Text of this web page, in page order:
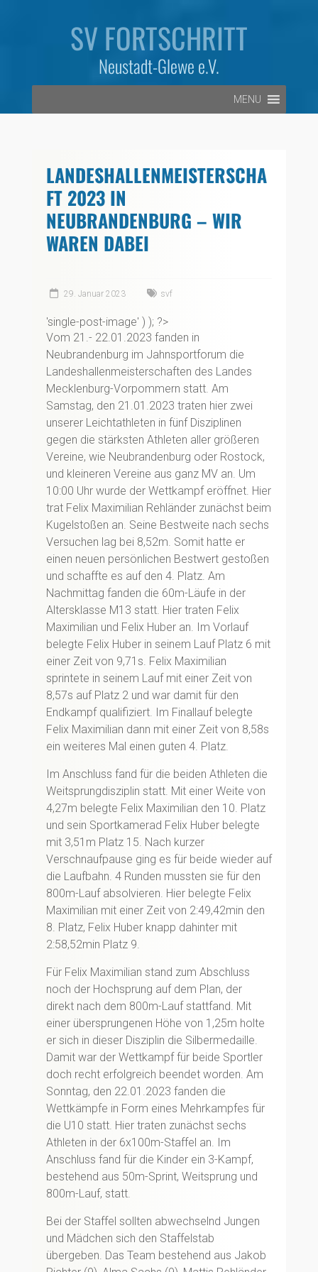
SV FORTSCHRITT
Neustadt-Glewe e.V.
MENU
LANDESHALLENMEISTERSCHA
FT 2023 IN
NEUBRANDENBURG – WIR
WAREN DABEI
29. Januar 2023 svf
'single-post-image' ) ); ?>
Vom 21.- 22.01.2023 fanden in
Neubrandenburg im Jahnsportforum die
Landeshallenmeisterschaften des Landes
Mecklenburg-Vorpommern statt. Am
Samstag, den 21.01.2023 traten hier zwei
unserer Leichtathleten in fünf Disziplinen
gegen die stärksten Athleten aller größeren
Vereine, wie Neubrandenburg oder Rostock,
und kleineren Vereine aus ganz MV an. Um
10:00 Uhr wurde der Wettkampf eröffnet. Hier
trat Felix Maximilian Rehländer zunächst beim
Kugelstoßen an. Seine Bestweite nach sechs
Versuchen lag bei 8,52m. Somit hatte er
einen neuen persönlichen Bestwert gestoßen
und schaffte es auf den 4. Platz. Am
Nachmittag fanden die 60m-Läufe in der
Altersklasse M13 statt. Hier traten Felix
Maximilian und Felix Huber an. Im Vorlauf
belegte Felix Huber in seinem Lauf Platz 6 mit
einer Zeit von 9,71s. Felix Maximilian
sprintete in seinem Lauf mit einer Zeit von
8,57s auf Platz 2 und war damit für den
Endkampf qualifiziert. Im Finallauf belegte
Felix Maximilian dann mit einer Zeit von 8,58s
ein weiteres Mal einen guten 4. Platz.
Im Anschluss fand für die beiden Athleten die
Weitsprungdisziplin statt. Mit einer Weite von
4,27m belegte Felix Maximilian den 10. Platz
und sein Sportkamerad Felix Huber belegte
mit 3,51m Platz 15. Nach kurzer
Verschnaufpause ging es für beide wieder auf
die Laufbahn. 4 Runden mussten sie für den
800m-Lauf absolvieren. Hier belegte Felix
Maximilian mit einer Zeit von 2:49,42min den
8. Platz, Felix Huber knapp dahinter mit
2:58,52min Platz 9.
Für Felix Maximilian stand zum Abschluss
noch der Hochsprung auf dem Plan, der
direkt nach dem 800m-Lauf stattfand. Mit
einer übersprungenen Höhe von 1,25m holte
er sich in dieser Disziplin die Silbermedaille.
Damit war der Wettkampf für beide Sportler
doch recht erfolgreich beendet worden. Am
Sonntag, den 22.01.2023 fanden die
Wettkämpfe in Form eines Mehrkampfes für
die U10 statt. Hier traten zunächst sechs
Athleten in der 6x100m-Staffel an. Im
Anschluss fand für die Kinder ein 3-Kampf,
bestehend aus 50m-Sprint, Weitsprung und
800m-Lauf, statt.
Bei der Staffel sollten abwechselnd Jungen
und Mädchen sich den Staffelstab
übergeben. Das Team bestehend aus Jakob